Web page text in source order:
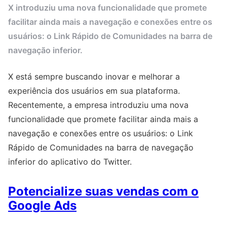
X introduziu uma nova funcionalidade que promete
facilitar ainda mais a navegação e conexões entre os
usuários: o Link Rápido de Comunidades na barra de
navegação inferior.
X está sempre buscando inovar e melhorar a
experiência dos usuários em sua plataforma.
Recentemente, a empresa introduziu uma nova
funcionalidade que promete facilitar ainda mais a
navegação e conexões entre os usuários: o Link
Rápido de Comunidades na barra de navegação
inferior do aplicativo do Twitter.
Potencialize suas vendas com o
Google Ads